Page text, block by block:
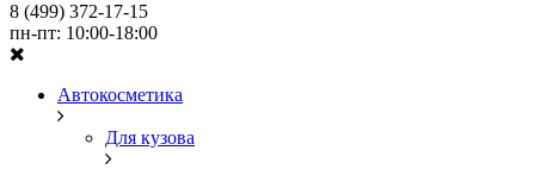
8 (499) 372-17-15
пн-пт: 10:00-18:00
Автокосметика
Для кузова